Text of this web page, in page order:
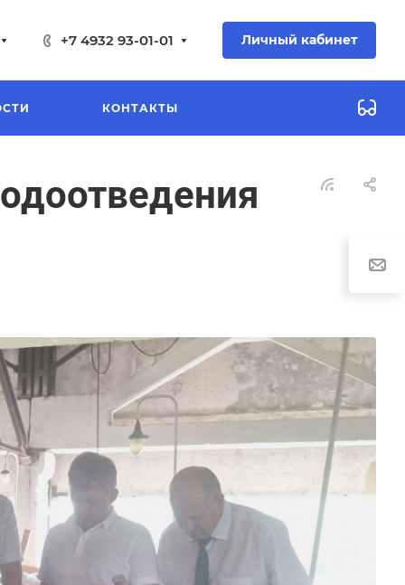
+7 4932 93-01-01 Личный кабинет
КОНТАКТЫ